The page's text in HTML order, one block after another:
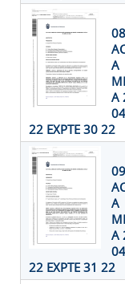
A
A
04
22 EXPTE 30 22
A
A
04
22 EXPTE 31 22